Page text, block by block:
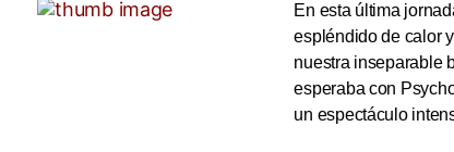
En esta última
espléndido de calor
nuestra inseparable
esperaba con
un espectáculo